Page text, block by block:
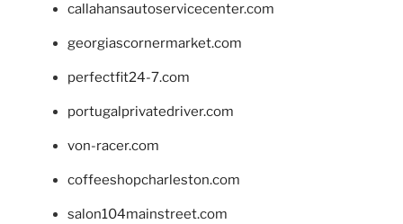
callahansautoservicecenter.com
georgiascornermarket.com
perfectfit24-7.com
portugalprivatedriver.com
von-racer.com
coffeeshopcharleston.com
salon104mainstreet.com